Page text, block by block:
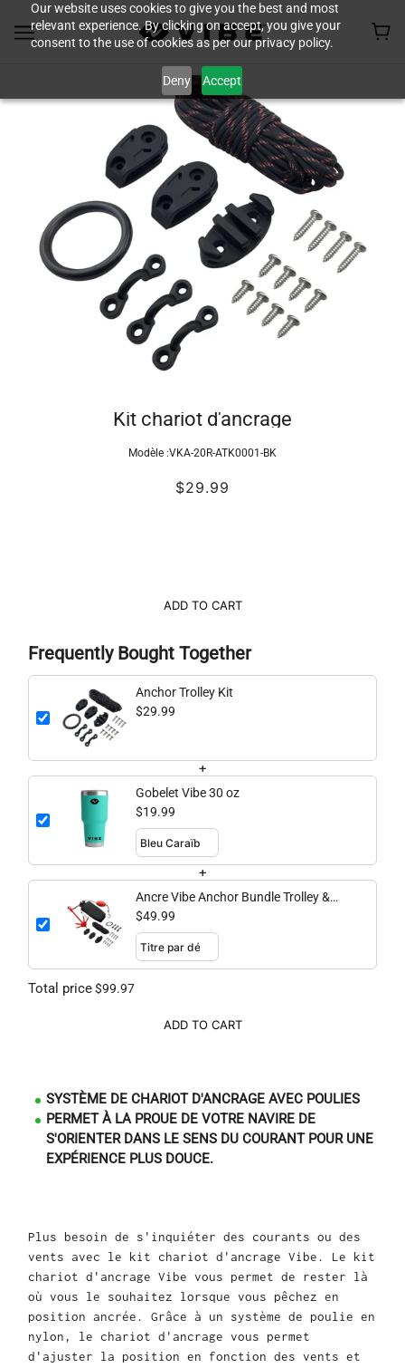
Our website uses cookies to give you the best and most
relevant experience. By clicking on accept, you give your
consent to the use of cookies as per our privacy policy.
Deny Accept
Kit chariot d'ancrage
Modèle :VKA-20R-ATK0001-BK
$29.99
ADD TO CART
Frequently Bought Together
Anchor Trolley Kit
$29.99
+
Gobelet Vibe 30 oz
$19.99
+
Ancre Vibe Anchor Bundle Trolley &
Grapnel Anchor
$49.99
Total price$99.97
ADD TO CART
SYSTÈME DE CHARIOT D'ANCRAGE AVEC POULIES
PERMET À LA PROUE DE VOTRE NAVIRE DE
S'ORIENTER DANS LE SENS DU COURANT POUR UNE
EXPÉRIENCE PLUS DOUCE.
Plus besoin de s'inquiéter des courants ou des
vents avec le kit chariot d'ancrage Vibe. Le kit
chariot d'ancrage Vibe vous permet de rester là
où vous le souhaitez lorsque vous pêchez en
position ancrée. Grâce à un système de poulie en
nylon, le chariot d'ancrage vous permet
d'ajuster la position en fonction des vents et